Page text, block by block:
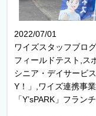
2022/07/01
ワイズスタッフブロ
フィールドテスト,ス
シニア・デイサービ
Y！」,ワイズ連携事
「Y’sPARK」フラン